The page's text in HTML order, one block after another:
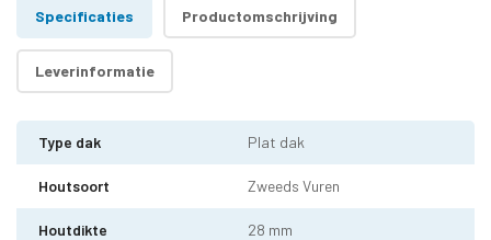
Specificaties Productomschrijving
Leverinformatie
Type dak Plat dak
Houtsoort Zweeds Vuren
Houtdikte 28 mm